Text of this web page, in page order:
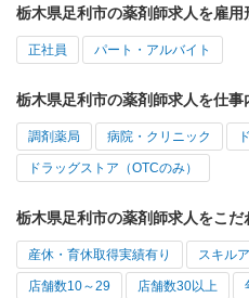
栃木県足利市の薬剤師求人を雇用
正社員 パート・アルバイト
栃木県足利市の薬剤師求人を仕事
調剤薬局 病院・クリニック
ドラッグストア（OTCのみ）
栃木県足利市の薬剤師求人をこだ
産休・育休取得実績有り スキル
店舗数10～29 店舗数30以上